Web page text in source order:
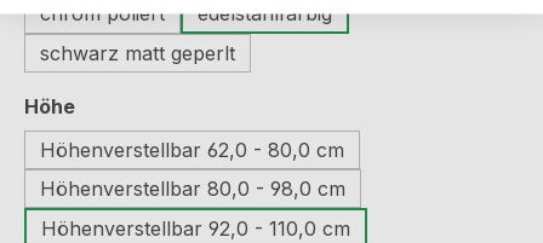
chrom poliert
edelstahlfarbig
schwarz matt geperlt
Höheauswählen
Höhenverstellbar 62,0 - 80,0 cm
Höhenverstellbar 80,0 - 98,0 cm
Höhenverstellbar 92,0 - 110,0 cm